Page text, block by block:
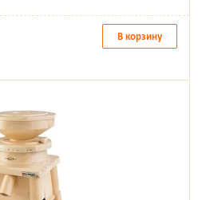
В корзину